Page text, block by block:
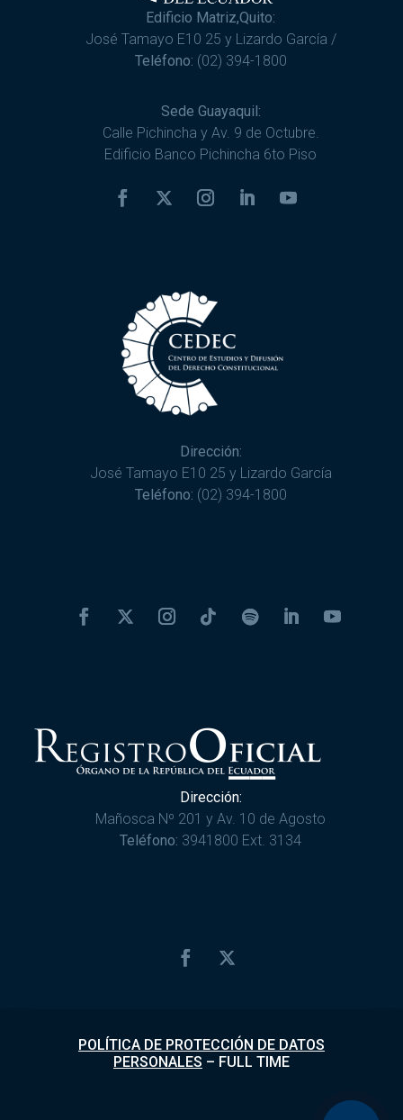
Edificio Matriz,Quito:
José Tamayo E10 25 y Lizardo García /
Teléfono: (02) 394-1800
Sede Guayaquil:
Calle Pichincha y Av. 9 de Octubre.
Edificio Banco Pichincha 6to Piso
Dirección:
José Tamayo E10 25 y Lizardo García
Teléfono: (02) 394-1800
Dirección:
Mañosca Nº 201 y Av. 10 de Agosto
Teléfono: 3941800 Ext. 3134
POLÍTICA DE PROTECCIÓN DE DATOS
PERSONALES – FULL TIME